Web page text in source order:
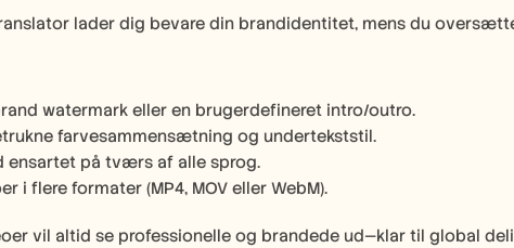
lader dig bevare din brandidentitet, mens du
watermark eller en brugerdefineret intro/outro.
farvesammensætning og undertekststil.
ensartet på tværs af alle sprog.
i flere formater (MP4, MOV eller WebM).
vil altid se professionelle og brandede ud—klar til global